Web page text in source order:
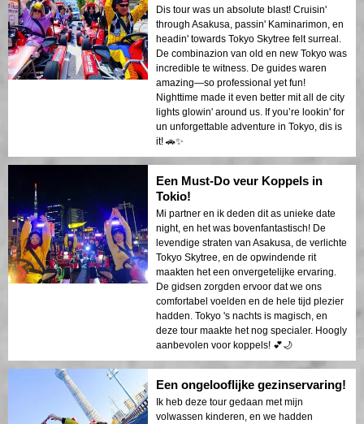
Dis tour was un absolute blast! Cruisin'
through Asakusa, passin' Kaminarimon, en
headin' towards Tokyo Skytree felt surreal.
De combinazion van old en new Tokyo was
incredible te witness. De guides waren
amazing—so professional yet fun!
Nighttime made it even better mit all de city
lights glowin' around us. If you’re lookin' for
un unforgettable adventure in Tokyo, dis is
it! 🚗✨
Een Must-Do veur Koppels in
Tokio!
Mi partner en ik deden dit as unieke date
night, en het was bovenfantastisch! De
levendige straten van Asakusa, de verlichte
Tokyo Skytree, en de opwindende rit
maakten het een onvergetelijke ervaring.
De gidsen zorgden ervoor dat we ons
comfortabel voelden en de hele tijd plezier
hadden. Tokyo 's nachts is magisch, en
deze tour maakte het nog specialer. Hoogly
aanbevolen voor koppels! 💕🌙
Een ongelooflijke gezinservaring!
Ik heb deze tour gedaan met mijn
volwassen kinderen, en we hadden